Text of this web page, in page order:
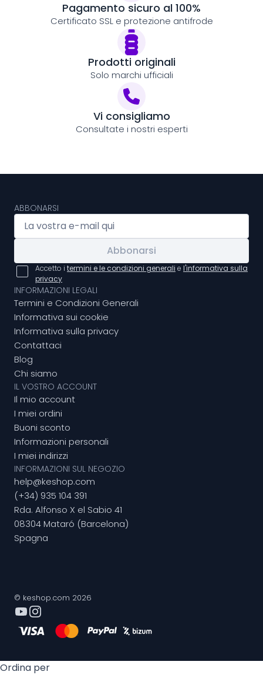
Pagamento sicuro al 100%
Certificato SSL e protezione antifrode
Prodotti originali
Solo marchi ufficiali
Vi consigliamo
Consultate i nostri esperti
ABBONARSI
Abbonarsi
Accetto i termini e le condizioni generali e l'informativa sulla
privacy
INFORMAZIONI LEGALI
Termini e Condizioni Generali
Informativa sui cookie
Informativa sulla privacy
Contattaci
Blog
Chi siamo
IL VOSTRO ACCOUNT
Il mio account
I miei ordini
Buoni sconto
Informazioni personali
I miei indirizzi
INFORMAZIONI SUL NEGOZIO
help@keshop.com
(+34) 935 104 391
Rda. Alfonso X el Sabio 41
08304 Mataró (Barcelona)
Spagna
© keshop.com 2026
Ordina per